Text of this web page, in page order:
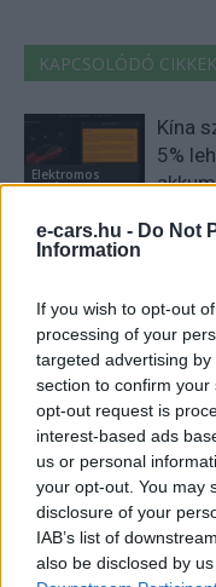
e-cars.hu - Do Not
Information
If you wish to opt-out
processing of your
targeted advertising
section to confirm
opt-out request is
interest-based ads
us or personal
your opt-out. You may
disclosure of your
IAB’s list of
also be disclosed by
KAPCSOLÓDÓ CIKKEK
Elektromos
autó
Kína
5%
autó
A
Elektromos
autó
9
ezzel